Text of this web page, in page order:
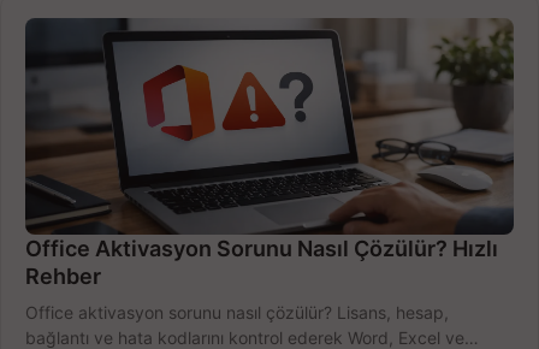
Office Aktivasyon Sorunu Nasıl Çözülür? Hızlı
Rehber
Office aktivasyon sorunu nasıl çözülür? Lisans, hesap,
bağlantı ve hata kodlarını kontrol ederek Word, Excel ve